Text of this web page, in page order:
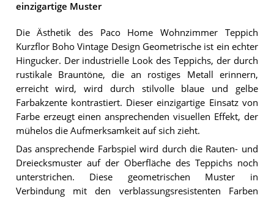
einzigartige Muster
Die Ästhetik des Paco Home Wohnzimmer Teppich
Kurzflor Boho Vintage Design Geometrische ist ein echter
Hingucker. Der industrielle Look des Teppichs, der durch
rustikale Brauntöne, die an rostiges Metall erinnern,
erreicht wird, wird durch stilvolle blaue und gelbe
Farbakzente kontrastiert. Dieser einzigartige Einsatz von
Farbe erzeugt einen ansprechenden visuellen Effekt, der
mühelos die Aufmerksamkeit auf sich zieht.
Das ansprechende Farbspiel wird durch die Rauten- und
Dreiecksmuster auf der Oberfläche des Teppichs noch
unterstrichen. Diese geometrischen Muster in
Verbindung mit den verblassungsresistenten Farben